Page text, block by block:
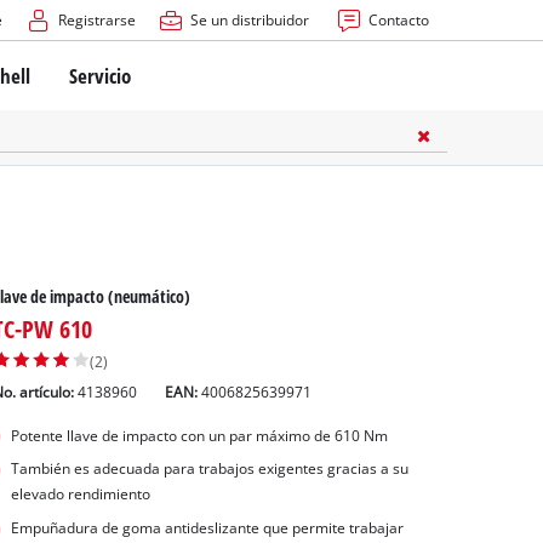
Registrarse Se un distribuidor Contacto
Servicio
de impacto (neumático)
PW 610
(2)
artículo: 4138960 EAN:4006825639971
Potente llave de impacto con un par máximo de 610 Nm
También es adecuada para trabajos exigentes gracias a su
elevado rendimiento
Empuñadura de goma antideslizante que permite trabajar